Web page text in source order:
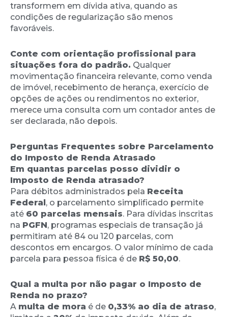
transformem em dívida ativa, quando as
condições de regularização são menos
favoráveis.
Conte com orientação profissional para
situações fora do padrão. Qualquer
movimentação financeira relevante, como venda
de imóvel, recebimento de herança, exercício de
opções de ações ou rendimentos no exterior,
merece uma consulta com um contador antes de
ser declarada, não depois.
Perguntas Frequentes sobre Parcelamento
do Imposto de Renda Atrasado
Em quantas parcelas posso dividir o
Imposto de Renda atrasado?
Para débitos administrados pela Receita
Federal, o parcelamento simplificado permite
até 60 parcelas mensais. Para dívidas inscritas
na PGFN, programas especiais de transação já
permitiram até 84 ou 120 parcelas, com
descontos em encargos. O valor mínimo de cada
parcela para pessoa física é de R$ 50,00.
Qual a multa por não pagar o Imposto de
Renda no prazo?
A multa de mora é de 0,33% ao dia de atraso,